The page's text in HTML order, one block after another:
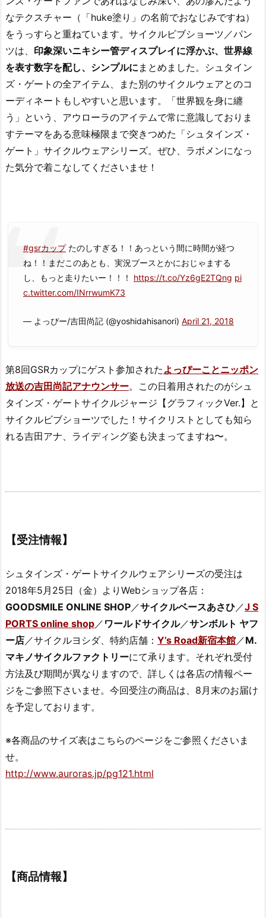
なテクスチャー（「huke塗り」の名前でおなじみですね）
をうっすらと重ねています。サイクルビブショーツ／パン
ツは、 印象深いニキシー管ディスプレイに浮かぶ、世界線
を表す数字を配し、シンプルに まとめました。シュタイン
ズ・ゲートの全アイテム、また別のサイクルウェアとのコ
ーディネートもしやすいと思います。「世界観を身に纏
う」という、アウローラのアイテムで常に意識しておりま
すテーマをある意味極限まで突きつめた「シュタインズ・
ゲート」サイクルウェアシリーズ。ぜひ、ラボメンになっ
た気分で着こなしてくださいませ！
#gsrカップたのしすぎる！！あっという間に時間が経つ
ね！！まだこのあとも、実況ブースとかにおじゃまする
し、もっと走りたいー！！！ https://t.co/Yz6gE2TQng pi
c.twitter.com/INrrwumK73
— よっぴー/吉田尚記 (@yoshidahisanori) April 21, 2018
第8回GSRカップにゲスト参加された よっぴーことニッポン
放送の吉田尚記アナウンサー。この日着用されたのがシュ
タインズ・ゲートサイクルジャージ【グラフィックVer.】と
サイクルビブショーツでした！サイクリストとしても知ら
れる吉田アナ、ライディング姿も決まってますね〜。
【受注情報】
シュタインズ・ゲートサイクルウェアシリーズの受注は
2018年5月25日（金）よりWebショップ各店：
GOODSMILE ONLINE SHOP ／サイクルベースあさひ ／J S
PORTS online shop ／ ワールドサイクル／サンボルト ヤフ
ー店 ／サイクルヨシダ、特約店舗： Y’s Road新宿本館 ／M.
マキノサイクルファクトリーにて承ります。それぞれ受付
方法及び期間が異なりますので、詳しくは各店の情報ペー
ジをご参照下さいませ。今回受注の商品は、8月末のお届け
を予定しております。
※各商品のサイズ表はこちらのページをご参照くださいま
せ。
http://www.auroras.jp/pg121.html
【商品情報】